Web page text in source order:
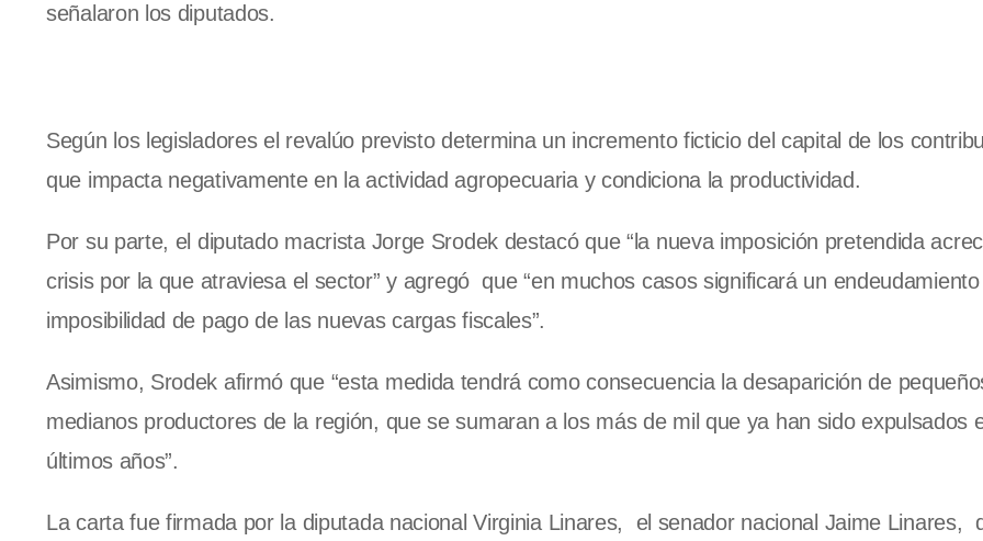
señalaron los diputados.
Según los legisladores el revalúo previsto determina un incremento ficticio del capital de los
que impacta negativamente en la actividad agropecuaria y condiciona la productividad.
Por su parte, el diputado macrista Jorge Srodek destacó que “la nueva imposición pretendida
crisis por la que atraviesa el sector” y agregó que “en muchos casos significará un
imposibilidad de pago de las nuevas cargas fiscales”.
Asimismo, Srodek afirmó que “esta medida tendrá como consecuencia la desaparición de
medianos productores de la región, que se sumaran a los más de mil que ya han sido expulsados
últimos años”.
La carta fue firmada por la diputada nacional Virginia Linares, el senador nacional Jaime Linares,